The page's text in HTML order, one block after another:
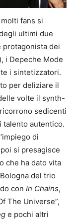
fans si
ultimi due
protagonista dei
i Depeche Mode
i sintetizzatori.
per deliziare il
volte il synth-
sedicenti
talento autentico.
di
si presagisce
che ha dato vita
del trio
con In Chains,
The Universe”,
e pochi altri